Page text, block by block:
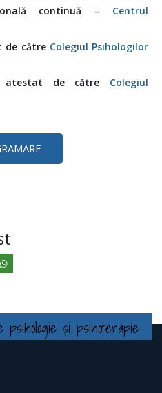
continuă – Centrul
de către Colegiul Psihologilor
atestat de către Colegiul
și psihoterapie